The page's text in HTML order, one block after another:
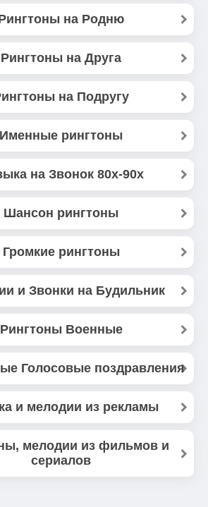
на Родню
Рингтоны на Друга
на Подругу
Именные рингтоны
на Звонок 80х-90х
Шансон рингтоны
Громкие рингтоны
и Звонки на Будильник
Рингтоны Военные
Голосовые поздравления
и мелодии из рекламы
мелодии из фильмов и
сериалов